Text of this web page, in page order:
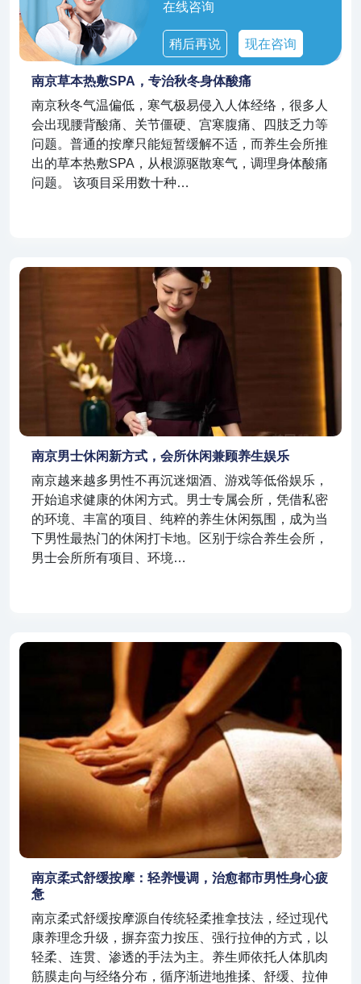
在线咨询
稍后再说 现在咨询
南京草本热敷SPA，专治秋冬身体酸痛
南京秋冬气温偏低，寒气极易侵入人体经络，很多人
会出现腰背酸痛、关节僵硬、宫寒腹痛、四肢乏力等
问题。普通的按摩只能短暂缓解不适，而养生会所推
出的草本热敷SPA，从根源驱散寒气，调理身体酸痛
问题。 该项目采用数十种…
南京男士休闲新方式，会所休闲兼顾养生娱乐
南京越来越多男性不再沉迷烟酒、游戏等低俗娱乐，
开始追求健康的休闲方式。男士专属会所，凭借私密
的环境、丰富的项目、纯粹的养生休闲氛围，成为当
下男性最热门的休闲打卡地。区别于综合养生会所，
男士会所所有项目、环境…
南京柔式舒缓按摩：轻养慢调，治愈都市男性身心疲
惫
南京柔式舒缓按摩源自传统轻柔推拿技法，经过现代
康养理念升级，摒弃蛮力按压、强行拉伸的方式，以
轻柔、连贯、渗透的手法为主。养生师依托人体肌肉
筋膜走向与经络分布，循序渐进地推揉、舒缓、拉伸